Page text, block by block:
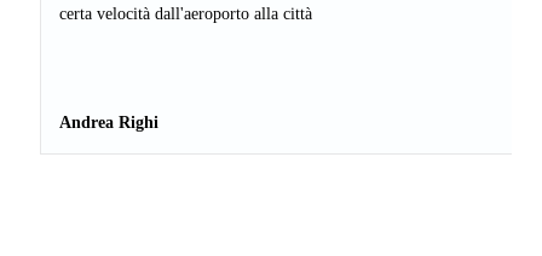
certa velocità dall'aeroporto alla città
Andrea Righi